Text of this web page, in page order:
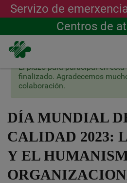
contido
principal
Servizo de
Centros de
DÍA MUNDIAL
CALIDAD 2023:
Y EL
Mensaxe
de
estado
El plazo para participar en
finalizado. Agradecemos
colaboración.